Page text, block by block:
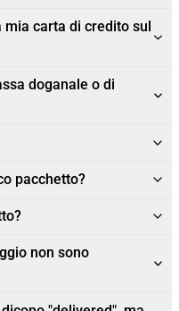
carta di credito sul
doganale o di
pacchetto?
non sono